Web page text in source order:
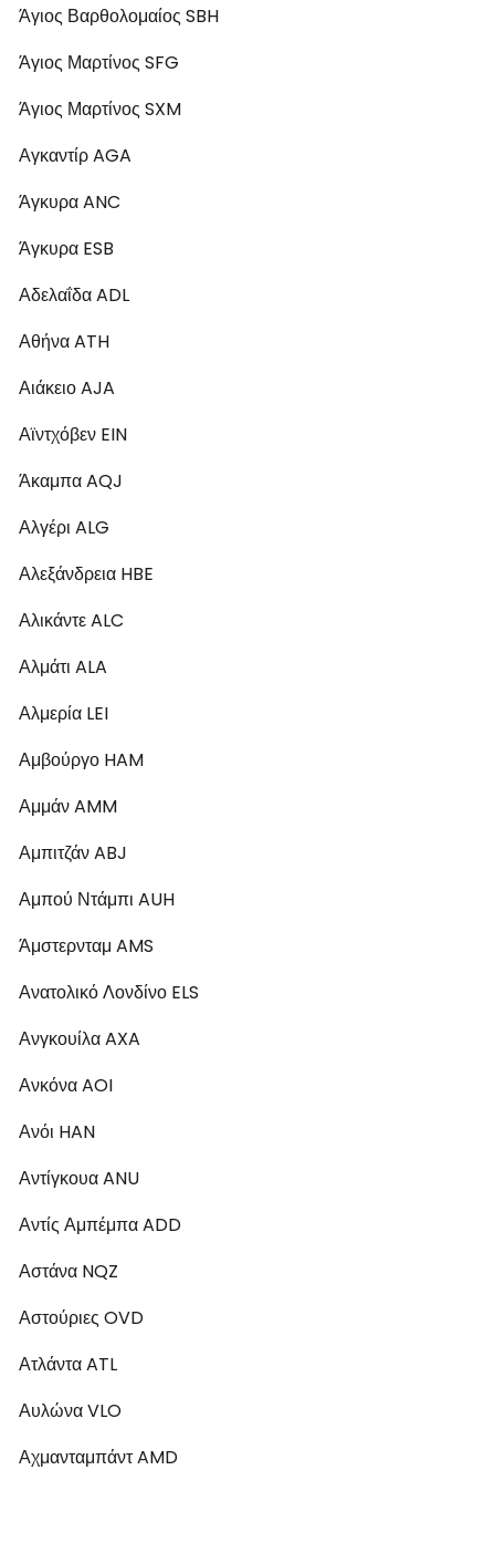
Άγιος Βαρθολομαίος SBH
Άγιος Μαρτίνος SFG
Άγιος Μαρτίνος SXM
Αγκαντίρ AGA
Άγκυρα ANC
Άγκυρα ESB
Αδελαΐδα ADL
Αθήνα ATH
Αιάκειο AJA
Αϊντχόβεν EIN
Άκαμπα AQJ
Αλγέρι ALG
Αλεξάνδρεια HBE
Αλικάντε ALC
Αλμάτι ALA
Αλμερία LEI
Αμβούργο HAM
Αμμάν AMM
Αμπιτζάν ABJ
Αμπού Ντάμπι AUH
Άμστερνταμ AMS
Ανατολικό Λονδίνο ELS
Ανγκουίλα AXA
Ανκόνα AOI
Ανόι HAN
Αντίγκουα ANU
Αντίς Αμπέμπα ADD
Αστάνα NQZ
Αστούριες OVD
Ατλάντα ATL
Αυλώνα VLO
Αχμανταμπάντ AMD